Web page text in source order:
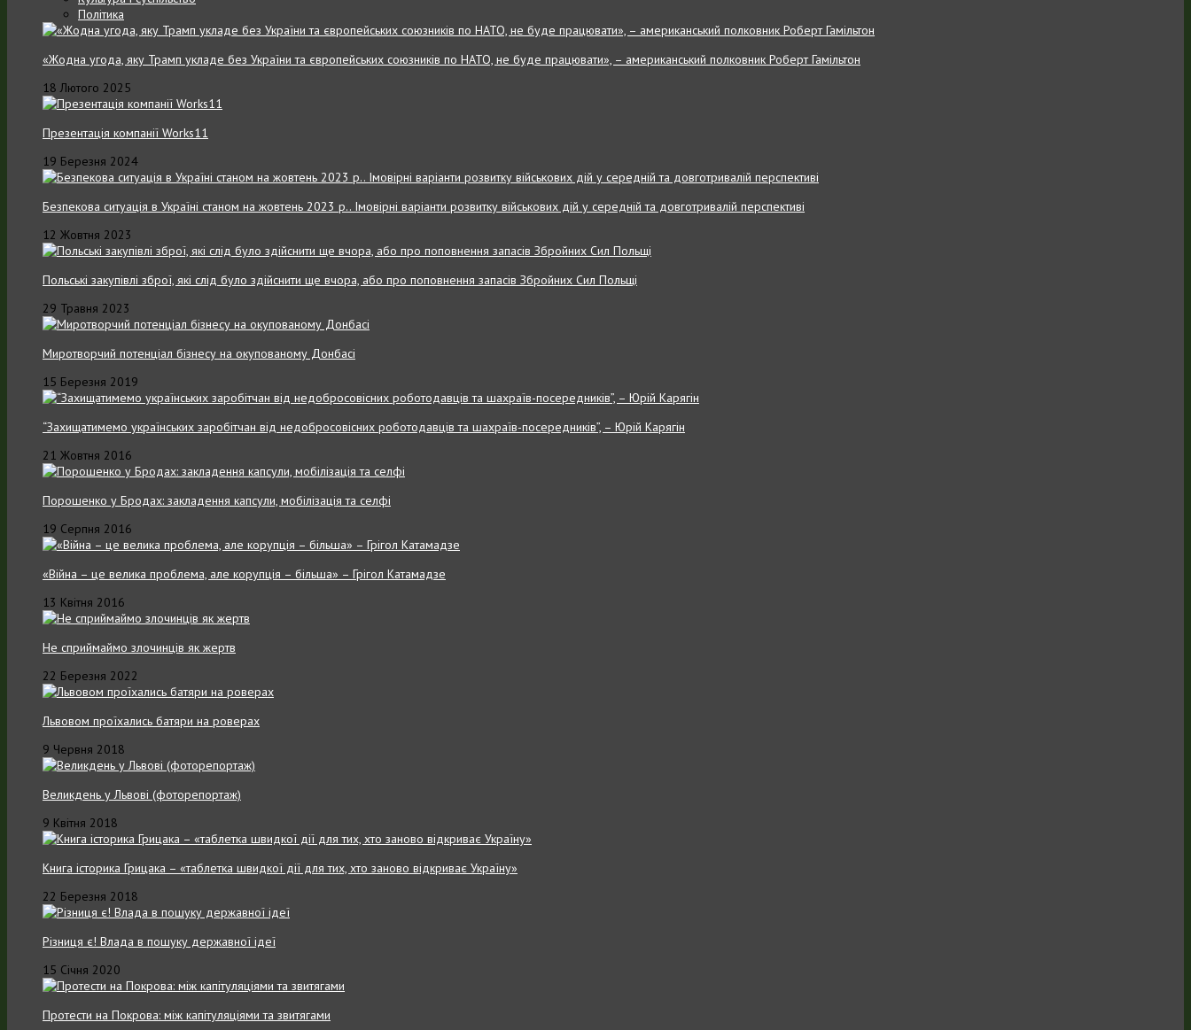
Політика
«Жодна угода, яку Трамп укладе без України та європейських союзників по НАТО, не буде працювати», – американський полковник Роберт Гамільтон
18 Лютого 2025
Презентація компанії Works11
19 Березня 2024
Безпекова ситуація в Україні станом на жовтень 2023 р.. Імовірні варіанти розвитку військових дій у середній та довготривалій перспективі
12 Жовтня 2023
Польські закупівлі зброї, які слід було здійснити ще вчора, або про поповнення запасів Збройних Cил Польщі
29 Травня 2023
Миротворчий потенціал бізнесу на окупованому Донбасі
15 Березня 2019
“Захищатимемо українських заробітчан від недобросовісних роботодавців та шахраїв-посередників”, – Юрій Карягін
21 Жовтня 2016
Порошенко у Бродах: закладення капсули, мобілізація та селфі
19 Серпня 2016
«Війна – це велика проблема, але корупція – більша» – Грігол Катамадзе
13 Квітня 2016
Не сприймаймо злочинців як жертв
22 Березня 2022
Львовом проїхались батяри на роверах
9 Червня 2018
Великдень у Львові (фоторепортаж)
9 Квітня 2018
Книга історика Грицака – «таблетка швидкої дії для тих, хто заново відкриває Україну»
22 Березня 2018
Різниця є! Влада в пошуку державної ідеї
15 Січня 2020
Протести на Покрова: між капітуляціями та звитягами